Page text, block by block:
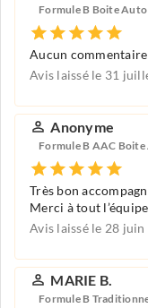
Formule B Boite
Aucun commentaire
Avis laissé le 31
Anonyme
Formule B AAC
Très bon
Merci à tout l’équipe
Avis laissé le 28
MARIE B.
Formule B